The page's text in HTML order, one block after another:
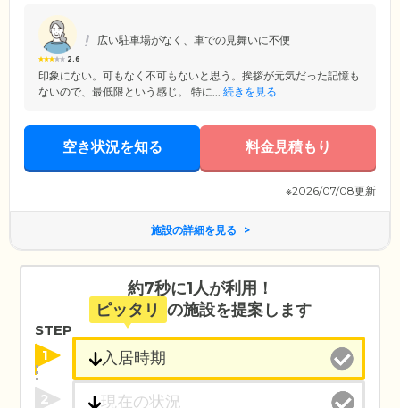
2.6
広い駐車場がなく、車での見舞いに不便
印象にない。可もなく不可もないと思う。挨拶が元気だった記憶も
ないので、最低限という感じ。 特に... 続きを見る
空き状況を知る 料金見積もり
※2026/07/08更新
施設の詳細を見る
約7秒に1人が利用！
ピッタリ の施設を提案します
STEP
1
2